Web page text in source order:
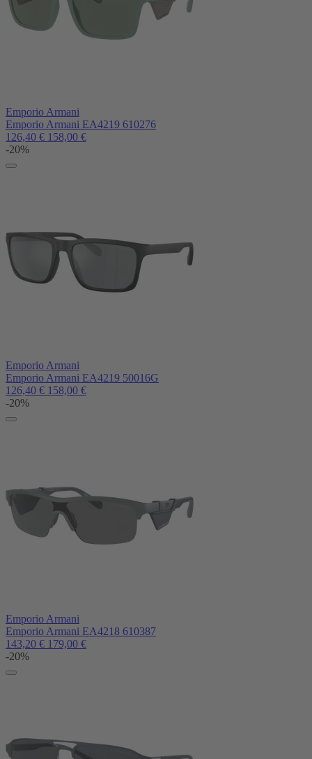
Emporio Armani
Emporio Armani EA4219 610276
126,40 € 158,00 €
-20%
Emporio Armani
Emporio Armani EA4219 50016G
126,40 € 158,00 €
-20%
Emporio Armani
Emporio Armani EA4218 610387
143,20 € 179,00 €
-20%